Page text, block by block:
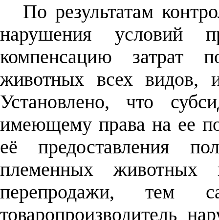
По результатам
нарушения условий
компенсацию затрат
животных всех видов,
Установлено, что
имеющему права на ее
её предоставления
племенных
перепродажи, тем
товаропроизводитель